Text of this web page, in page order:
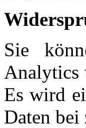
Sie
Analytics
Es wird
Daten bei